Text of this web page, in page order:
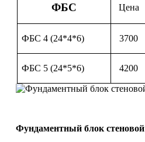
ФБС Цена
ФБС 4 (24*4*6) 3700
ФБС 5 (24*5*6) 4200
Фундаментный блок стеновой